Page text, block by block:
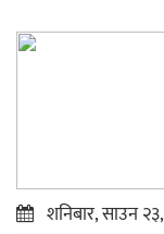
शनिबार, साउन